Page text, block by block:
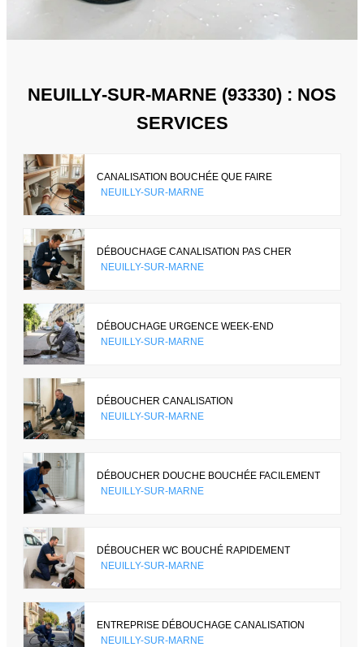
NEUILLY-SUR-MARNE (93330) : NOS
SERVICES
CANALISATION BOUCHÉE QUE FAIRE
NEUILLY-SUR-MARNE
DÉBOUCHAGE CANALISATION PAS CHER
NEUILLY-SUR-MARNE
DÉBOUCHAGE URGENCE WEEK-END
NEUILLY-SUR-MARNE
DÉBOUCHER CANALISATION
NEUILLY-SUR-MARNE
DÉBOUCHER DOUCHE BOUCHÉE FACILEMENT
NEUILLY-SUR-MARNE
DÉBOUCHER WC BOUCHÉ RAPIDEMENT
NEUILLY-SUR-MARNE
ENTREPRISE DÉBOUCHAGE CANALISATION
NEUILLY-SUR-MARNE